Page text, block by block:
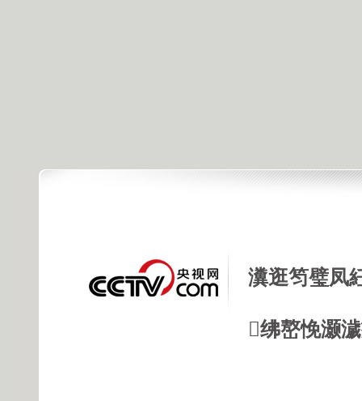
瀵逛笉璧凤
绋嶅悗灏